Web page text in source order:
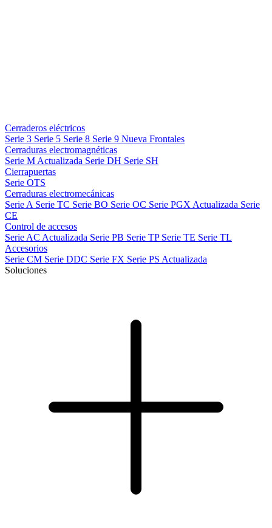
Cerraderos eléctricos
Serie 3 Serie 5 Serie 8 Serie 9 Nueva Frontales
Cerraduras electromagnéticas
Serie M Actualizada Serie DH Serie SH
Cierrapuertas
Serie OTS
Cerraduras electromecánicas
Serie A Serie TC Serie BO Serie OC Serie PGX Actualizada Serie
CE
Control de accesos
Serie AC Actualizada Serie PB Serie TP Serie TE Serie TL
Accesorios
Serie CM Serie DDC Serie FX Serie PS Actualizada
Soluciones